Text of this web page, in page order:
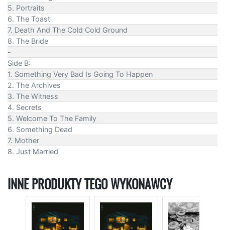
5. Portraits
6. The Toast
7. Death And The Cold Cold Ground
8. The Bride
-
Side B:
1. Something Very Bad Is Going To Happen
2. The Archives
3. The Witness
4. Secrets
5. Welcome To The Family
6. Something Dead
7. Mother
8. Just Married
INNE PRODUKTY TEGO WYKONAWCY